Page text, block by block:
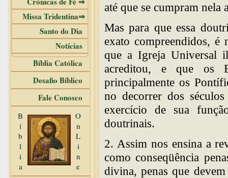
Missa Tridentina⇒
Santo do Dia
Notícias
Bíblia Católica
Desafio Bíblico
Fale Conosco
B
í
b
l
i
a
O
n
L
i
n
e
até que se cumpram nela
Mas para que essa
exato compreendidos, é
que a Igreja Universal
acreditou, e que os
principalmente os
no decorrer dos
exercício de sua
doutrinais.
2. Assim nos ensina a
como conseqüência
divina, penas que